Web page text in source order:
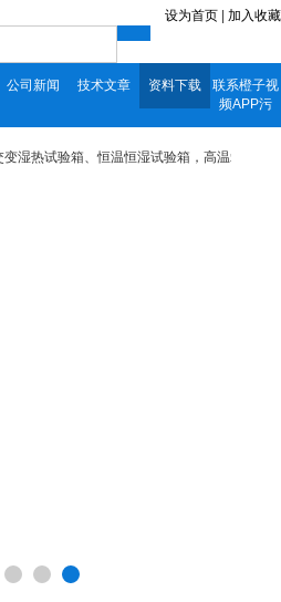
设为首页 加入收藏
公司新闻 技术文章 资料下载
联系橙子视
频APP污
试验箱、恒温恒湿试验箱，高温箱